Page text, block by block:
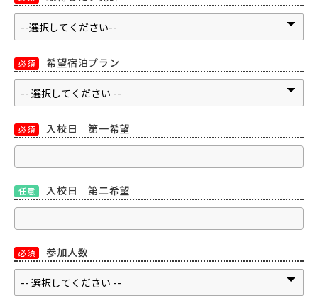
必須 希望宿泊プラン
必須 入校日 第一希望
任意 入校日 第二希望
必須 参加人数